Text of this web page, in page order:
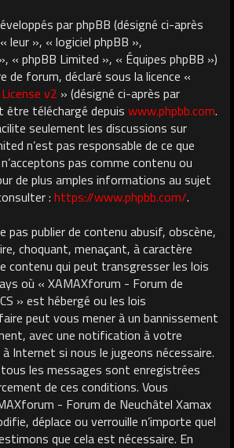
par phpBB (désigné ci-après
leur », « logiciel phpBB »,
« phpBB Limited », « Équipes phpBB »)
de forum, déclaré sous la licence «
v2 » (désigné ci-après par
être téléchargé depuis www.phpbb.com.
seulement les discussions sur
n’est pas responsable de ce que
pas comme contenu ou
de plus amples informations au sujet
: https://www.phpbb.com/.
pas publier de contenu abusif, obscène,
choquant, menaçant, à caractère
contenu qui peut transgresser les lois
où « XAMAXforum - Forum de
» est hébergé ou les lois
peut vous mener à un bannissement
avec une notification à votre
à Internet si nous le jugeons nécessaire.
les messages sont enregistrées
de ces conditions. Vous
- Forum de Neuchâtel Xamax
déplace ou verrouille n’importe quel
que cela est nécessaire. En